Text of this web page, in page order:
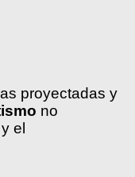
proyectadas y
no
el